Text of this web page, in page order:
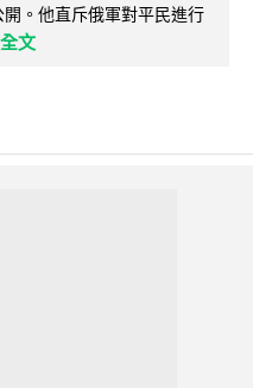
。他直斥俄軍對平民進行
文